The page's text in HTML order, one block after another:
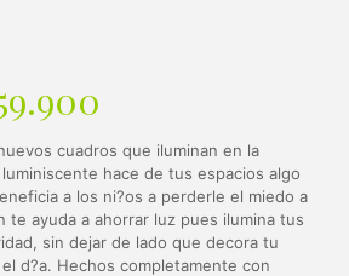
precio
actual
es:
$ 59.900.
cuadros que iluminan en la
hace de tus espacios algo
a los ni?os a perderle el miedo a
te ayuda a ahorrar luz pues ilumina tus
sin dejar de lado que decora tu
d?a. Hechos completamente con